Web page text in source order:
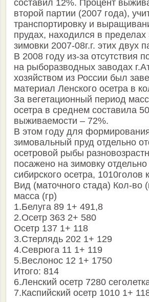
составил 12%. Процент
второй партии (2007 года),
транспортировку и
прудах, находился в
зимовки 2007-08г.г. этих двух
В 2008 году из-за отсутствия
на рыборазводных заводах
хозяйством из России был
материал Ленского осетра в
За вегетационный период
осетра в среднем составила
выживаемости – 72%.
В этом году для
зимовальный пруд отдельно
осетровой рыбы
посажено на зимовку
сибирского осетра, 1010голов
Вид (маточного стада) Кол-во
масса (гр)
1.Белуга 89 1+ 491,8
2.Осетр 363 2+ 580
Осетр 137 1+ 118
3.Стерлядь 202 1+ 129
4.Севрюга 11 1+ 119
5.Веслонос 12 1+ 1750
Итого: 814
6.Ленский осетр 7280
7.Каспийский осетр 1010 1+